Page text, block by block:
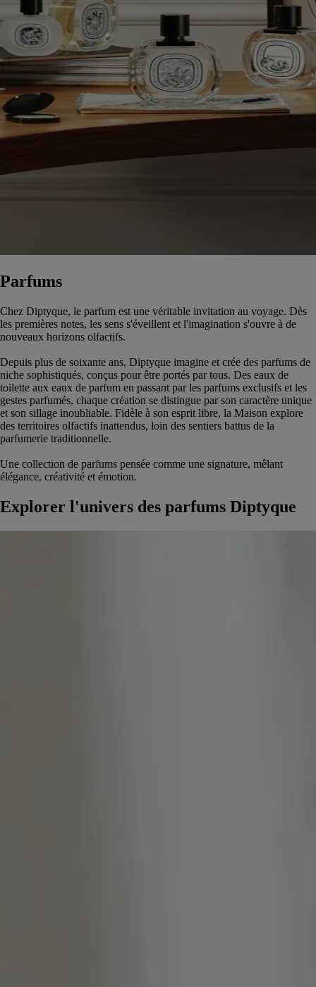
Parfums
Chez Diptyque, le parfum est une véritable invitation au voyage. Dès
les premières notes, les sens s'éveillent et l'imagination s'ouvre à de
nouveaux horizons olfactifs.
Depuis plus de soixante ans, Diptyque imagine et crée des parfums de
niche sophistiqués, conçus pour être portés par tous. Des eaux de
toilette aux eaux de parfum en passant par les parfums exclusifs et les
gestes parfumés, chaque création se distingue par son caractère unique
et son sillage inoubliable. Fidèle à son esprit libre, la Maison explore
des territoires olfactifs inattendus, loin des sentiers battus de la
parfumerie traditionnelle.
Une collection de parfums pensée comme une signature, mêlant
élégance, créativité et émotion.
Explorer l'univers des parfums Diptyque